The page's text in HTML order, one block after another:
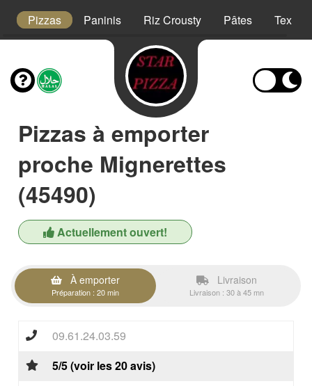
Pizzas Paninis Riz Crousty Pâtes Tex
Pizzas à emporter
proche Mignerettes
(45490)
Actuellement ouvert!
À emporter
Préparation : 20 min
Livraison
Livraison : 30 à 45 mn
09.61.24.03.59
5/5 (voir les 20 avis)